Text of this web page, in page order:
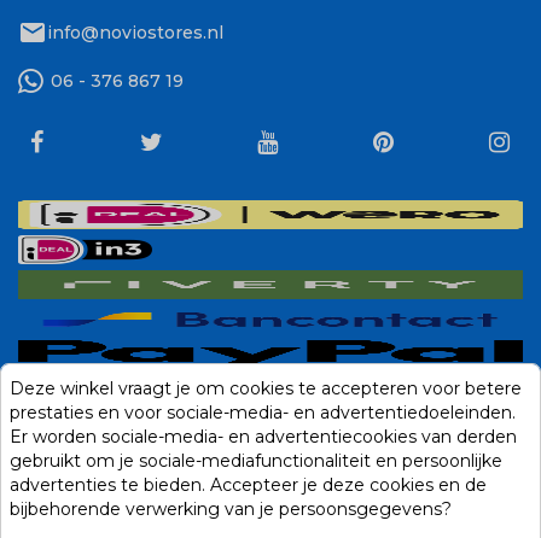
mailinfo@noviostores.nl
06 - 376 867 19
Deze winkel vraagt je om cookies te accepteren voor betere
prestaties en voor sociale-media- en advertentiedoeleinden.
Er worden sociale-media- en advertentiecookies van derden
gebruikt om je sociale-mediafunctionaliteit en persoonlijke
advertenties te bieden. Accepteer je deze cookies en de
bijbehorende verwerking van je persoonsgegevens?